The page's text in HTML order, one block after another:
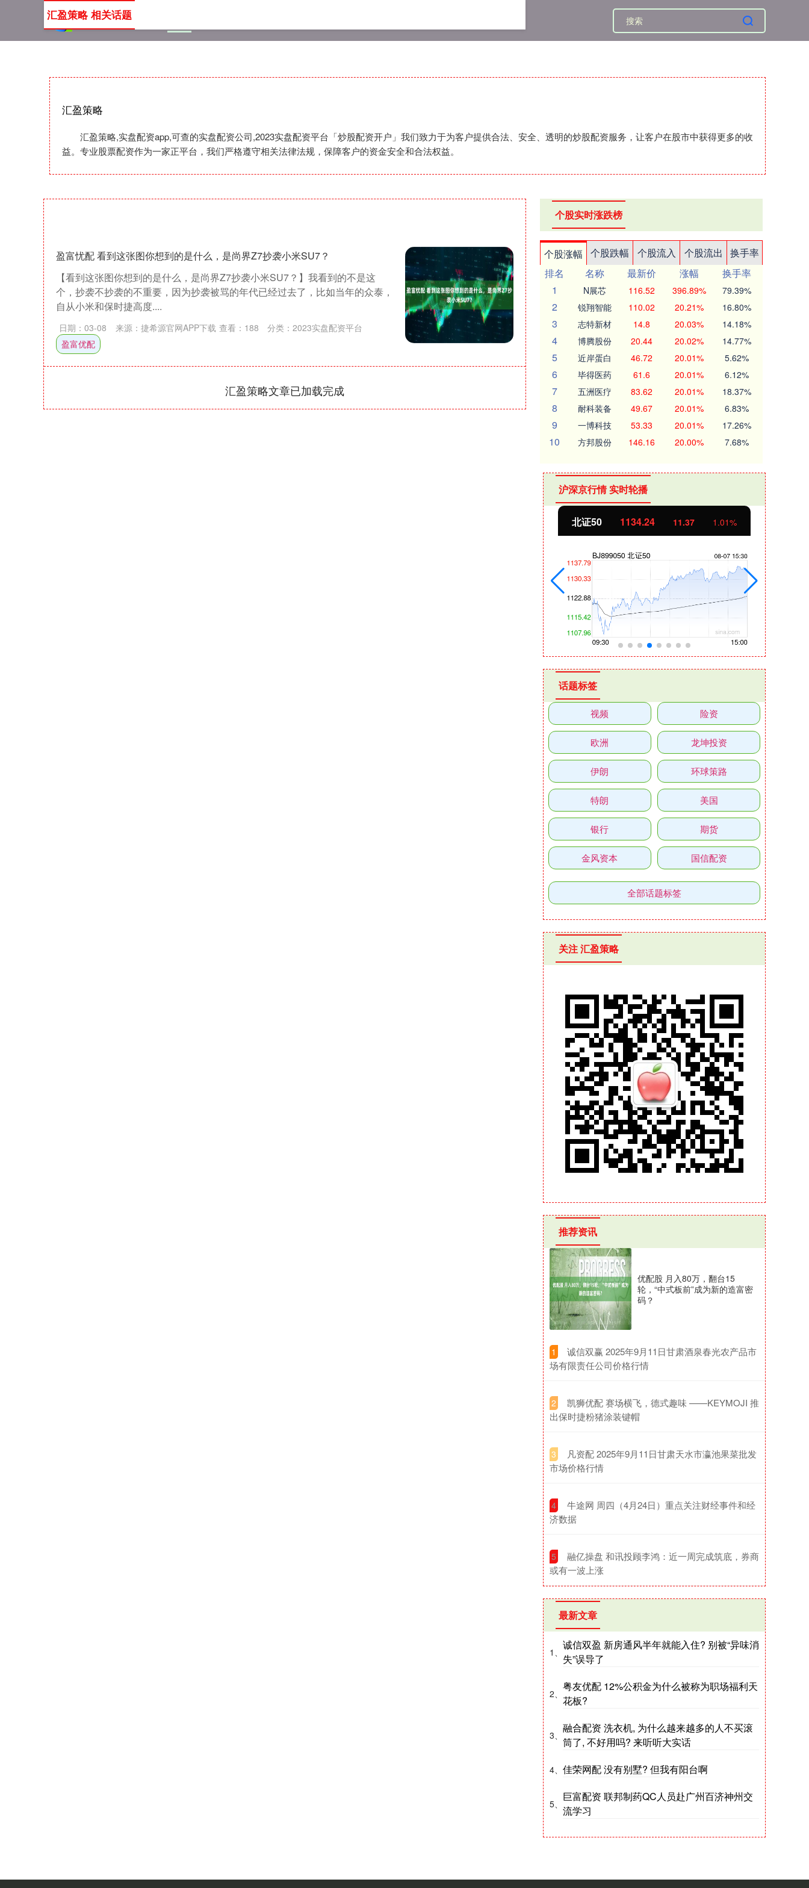
汇盈策略
汇盈策略,实盘配资app,可查的实盘配资公司,2023实盘配资平台「炒股配资开户」我们致力于为客户提供合法、安全、透明的炒股配资服务，让客户在股市中获得更多的收
益。专业股票配资作为一家正平台，我们严格遵守相关法律法规，保障客户的资金安全和合法权益。
汇盈策略 相关话题
盈富忧配 看到这张图你想到的是什么，是尚界Z7抄袭小米SU7？
【看到这张图你想到的是什么，是尚界Z7抄袭小米SU7？】我看到的不是这
个，抄袭不抄袭的不重要，因为抄袭被骂的年代已经过去了，比如当年的众泰，
自从小米和保时捷高度....
日期：03-08 来源：捷希源官网APP下载 查看： 188 分类： 2023实盘配资平台
盈富优配
汇盈策略文章已加载完成
个股实时涨跌榜
个股涨幅 个股跌幅 个股流入 个股流出
换手率
排名
名称 最新价 涨幅
换手率
1
N展芯 116.52 396.89% 79.39%
2 锐翔智能 110.02 20.21% 16.80%
3 志特新材 14.8 20.03% 14.18%
4 博腾股份 20.44 20.02% 14.77%
5 近岸蛋白 46.72 20.01% 5.62%
6 毕得医药 61.6 20.01% 6.12%
7 五洲医疗 83.62 20.01% 18.37%
8 耐科装备 49.67 20.01% 6.83%
9 一博科技 53.33 20.01% 17.26%
10 方邦股份 146.16 20.00% 7.68%
沪深京行情 实时轮播
北证50 1134.24 11.37 1.01%
话题标签
视频 险资
欧洲 龙坤投资
伊朗 环球策路
特朗 美国
银行 期货
金风资本 国信配资
全部话题标签
关注 汇盈策略
推荐资讯
优配股 月入80万，翻台15
轮，“中式板前”成为新的造富密
码？
1
​诚信双赢 2025年9月11日甘肃酒泉春光农产品市
场有限责任公司价格行情
2
​凯狮优配 赛场横飞，德式趣味 ——KEYMOJI 推
出保时捷粉猪涂装键帽
3
​凡资配 2025年9月11日甘肃天水市瀛池果菜批发
市场价格行情
4
​牛途网 周四（4月24日）重点关注财经事件和经
济数据
5
​融亿操盘 和讯投顾李鸿：近一周完成筑底，券商
或有一波上涨
最新文章
1、
诚信双盈 新房通风半年就能入住? 别被“异味消
失”误导了
2、
粤友优配 12%公积金为什么被称为职场福利天
花板?
3、
融合配资 洗衣机, 为什么越来越多的人不买滚
筒了, 不好用吗? 来听听大实话
4、 佳荣网配 没有别墅? 但我有阳台啊
5、
巨富配资 联邦制药QC人员赴广州百济神州交
流学习